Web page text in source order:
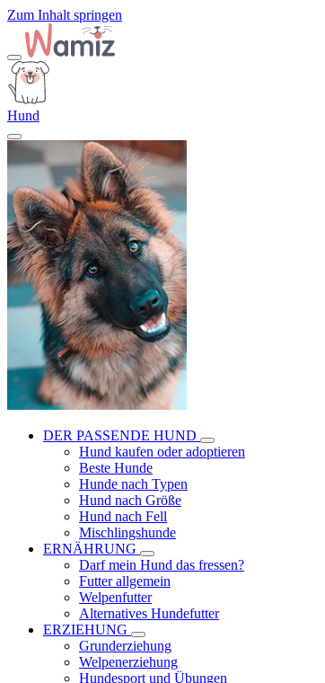
Zum Inhalt springen
Hund
DER PASSENDE HUND
Hund kaufen oder adoptieren
Beste Hunde
Hunde nach Typen
Hund nach Größe
Hund nach Fell
Mischlingshunde
ERNÄHRUNG
Darf mein Hund das fressen?
Futter allgemein
Welpenfutter
Alternatives Hundefutter
ERZIEHUNG
Grunderziehung
Welpenerziehung
Hundesport und Übungen